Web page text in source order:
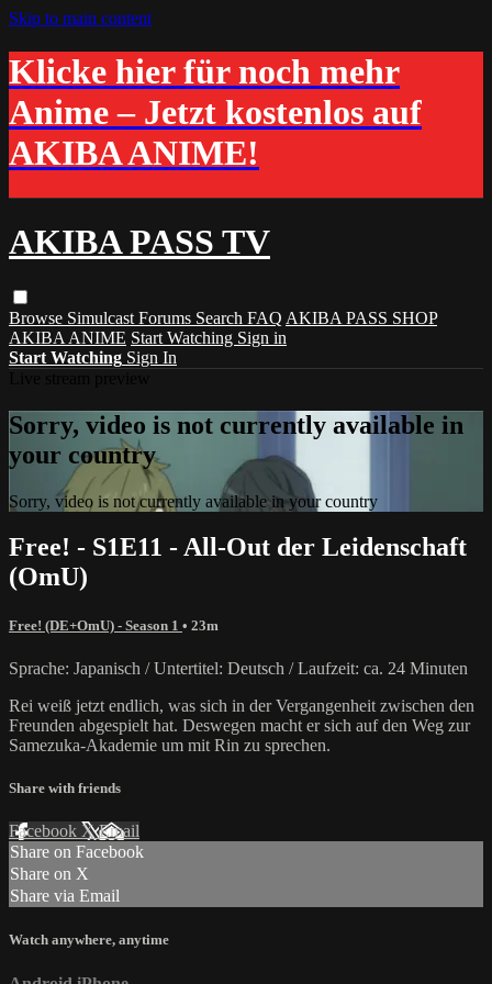
Skip to main content
Klicke hier für noch mehr
Anime – Jetzt kostenlos auf
AKIBA ANIME!
AKIBA PASS TV
Browse Simulcast Forums Search FAQ AKIBA PASS SHOP
AKIBA ANIME Start Watching Sign in
Start Watching Sign In
Sorry, video is not currently available in
your country
Sorry, video is not currently available in your country
Free! - S1E11 - All-Out der Leidenschaft
(OmU)
Free! (DE+OmU) - Season 1 • 23m
Sprache: Japanisch / Untertitel: Deutsch / Laufzeit: ca. 24 Minuten
Rei weiß jetzt endlich, was sich in der Vergangenheit zwischen den
Freunden abgespielt hat. Deswegen macht er sich auf den Weg zur
Samezuka-Akademie um mit Rin zu sprechen.
Share with friends
Facebook XEmail
Share on Facebook
Share on X
Share via Email
Watch anywhere, anytime